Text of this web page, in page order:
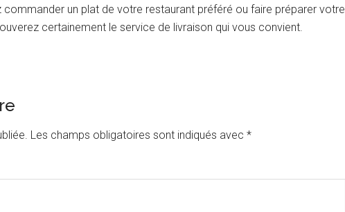
commander un plat de votre restaurant préféré ou faire préparer votre
certainement le service de livraison qui vous convient.
Les champs obligatoires sont indiqués avec *